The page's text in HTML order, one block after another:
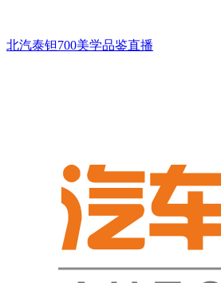
北汽泰钽700美学品鉴直播